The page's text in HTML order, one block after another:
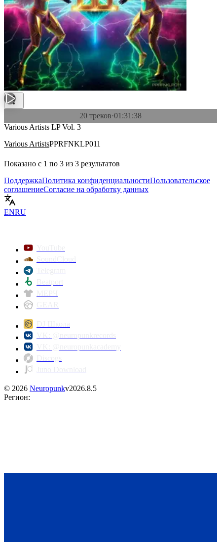
20 треков·01:31:38
Various Artists LP Vol. 3
Various ArtistsPPRFNKLP011
Показано с 1 по 3 из 3 результатов
ПоддержкаПолитика конфиденциальностиПользовательское
соглашениеСогласие на обработку данных
ENRU
© 2026 Neuropunkv2026.8.5
Регион: